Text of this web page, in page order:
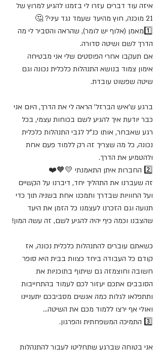
איזה עוד דברים עזרו לי בזמנו להגיע למרוץ של
21 מוכנה, חוץ מהיעד שעמד נגד עיני? 🤔
1️⃣מאמן (אלוף יש לומר), שהראה והסביר לי מה
הדרך לשם ושיטה סדורה.
אם תעקבו אחרי הפוסטים שלי אני מבטיחה
אימון צמוד בנושא התנהלות כלכלית נכונה וגם
שיטה שפשוט עובדת.
ברגע ש'איש הברזל' הראה לי את הדרך, היום אני
כבר יודעת איך להגיע לשם בכוחות עצמי, בכל
רגע שאבחר, אותו כנ"ל לגבי התנהלות כלכלית
נכונה, כל מה שצריך זה רק ללמוד פעם אחת
ולהטמיע את הדרך.
2️⃣ החברות איתן התאמנתי 💛🧡❤️
זה שעברנו את התהליך יחד, דיברנו על הקשיים
ועל החוויות שבדרך ותמכנו אחת בשניה תוך כדי
תנועה וגם הזכרנו לעצמנו כל הזמן את היעד
שהצבנו וכמה כיף יהיה להגיע לשם, זה עשה המון!
כשאתם עוברים להתנהלות כלכלית נכונה, אז
קודם כל העבודה ביחד כצוות בבית היא סופר
חשובה וחוצמזה גם שיתוף בתוכניות את
הסובבים אתכם יעזור לכם לעמוד בהתחייבות
ותתפלאו לגלות כמה אנשים מסביבכם יתעניינו
ואולי אף ירצו ללמוד מכם את השיטה...
3️⃣ התמיכה המשפחתית והפרגון.
אני בטוחה שברגע שתחליטו לעבור להתנהלות